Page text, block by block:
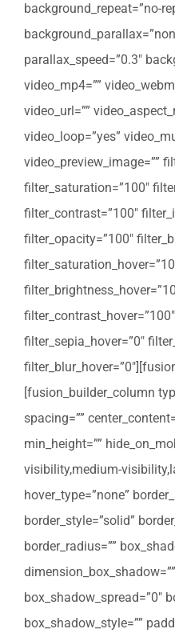
background_repeat=”no-
parallax_speed=”0.3″
video_mp4=””
video_url=””
video_loop=”yes”
video_preview_image=””
filter_saturation=”100″
filter_contrast=”100″
filter_opacity=”100″
filter_sepia_hover=”0″
[fusion_builder_column
spacing=””
min_height=””
visibility,medium-
hover_type=”none”
border_style=”solid”
border_radius=””
box_shadow_spread=”0″
box_shadow_style=””